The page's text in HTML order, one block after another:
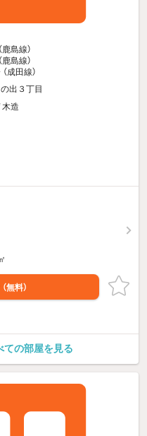
鹿島線）
鹿島線）
成田線）
出３丁目
造
（無料）
ての部屋を見る